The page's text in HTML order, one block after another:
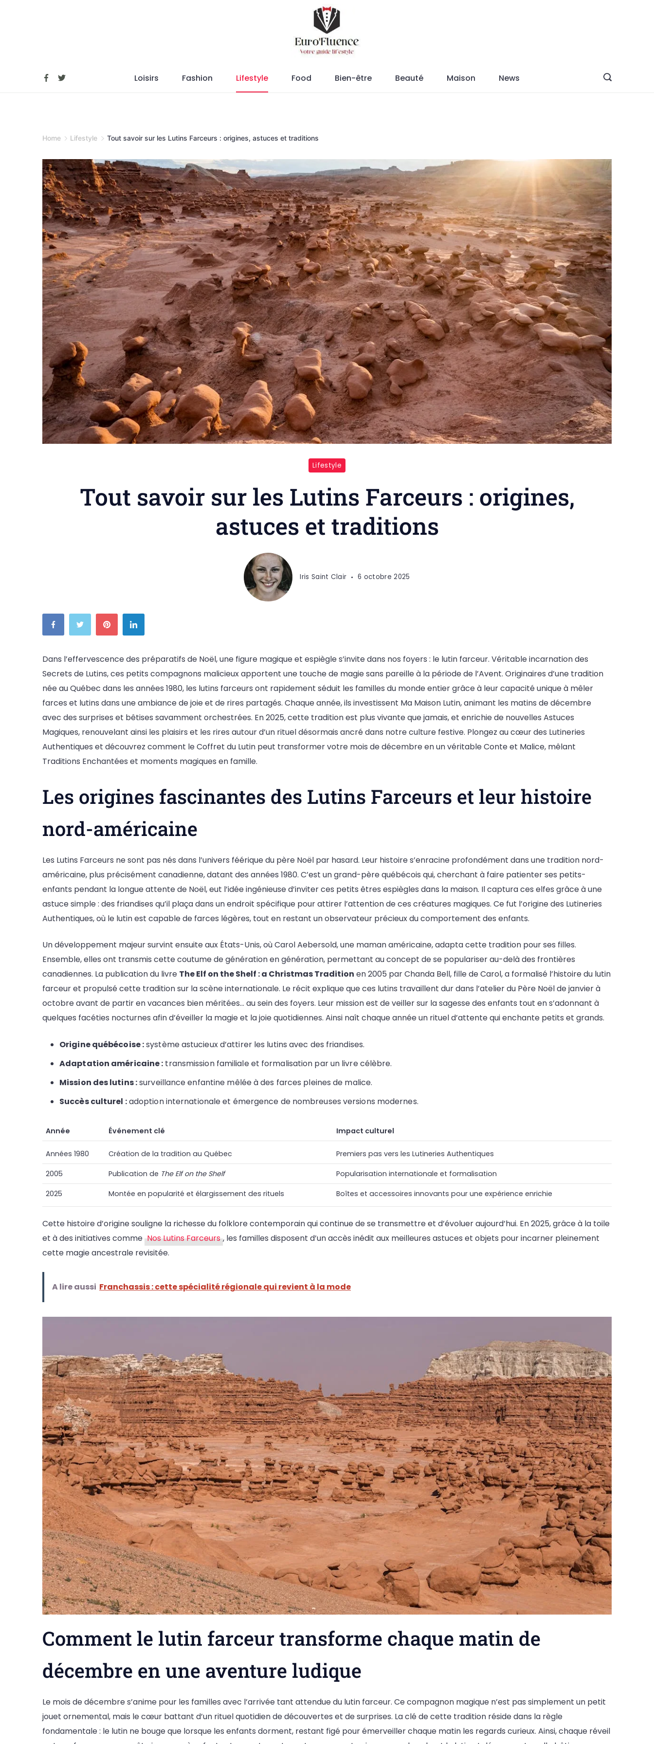
Magazine.
Loisirs Fashion Lifestyle Food Bien-être Beauté Maison News
Home Lifestyle Tout savoir sur les Lutins Farceurs : origines, astuces et traditions
Lifestyle
Tout savoir sur les Lutins Farceurs : origines,
astuces et traditions
Iris Saint Clair 6 octobre 2025
Dans l’effervescence des préparatifs de Noël, une figure magique et espiègle s’invite dans nos foyers : le lutin farceur. Véritable incarnation des
Secrets de Lutins, ces petits compagnons malicieux apportent une touche de magie sans pareille à la période de l’Avent. Originaires d’une tradition
née au Québec dans les années 1980, les lutins farceurs ont rapidement séduit les familles du monde entier grâce à leur capacité unique à mêler
farces et lutins dans une ambiance de joie et de rires partagés. Chaque année, ils investissent Ma Maison Lutin, animant les matins de décembre
avec des surprises et bêtises savamment orchestrées. En 2025, cette tradition est plus vivante que jamais, et enrichie de nouvelles Astuces
Magiques, renouvelant ainsi les plaisirs et les rires autour d’un rituel désormais ancré dans notre culture festive. Plongez au cœur des Lutineries
Authentiques et découvrez comment le Coffret du Lutin peut transformer votre mois de décembre en un véritable Conte et Malice, mêlant
Traditions Enchantées et moments magiques en famille.
Les origines fascinantes des Lutins Farceurs et leur histoire
nord-américaine
Les Lutins Farceurs ne sont pas nés dans l’univers féérique du père Noël par hasard. Leur histoire s’enracine profondément dans une tradition nord-
américaine, plus précisément canadienne, datant des années 1980. C’est un grand-père québécois qui, cherchant à faire patienter ses petits-
enfants pendant la longue attente de Noël, eut l’idée ingénieuse d’inviter ces petits êtres espiègles dans la maison. Il captura ces elfes grâce à une
astuce simple : des friandises qu’il plaça dans un endroit spécifique pour attirer l’attention de ces créatures magiques. Ce fut l’origine des Lutineries
Authentiques, où le lutin est capable de farces légères, tout en restant un observateur précieux du comportement des enfants.
Un développement majeur survint ensuite aux États-Unis, où Carol Aebersold, une maman américaine, adapta cette tradition pour ses filles.
Ensemble, elles ont transmis cette coutume de génération en génération, permettant au concept de se populariser au-delà des frontières
canadiennes. La publication du livre The Elf on the Shelf : a Christmas Tradition en 2005 par Chanda Bell, fille de Carol, a formalisé l’histoire du lutin
farceur et propulsé cette tradition sur la scène internationale. Le récit explique que ces lutins travaillent dur dans l’atelier du Père Noël de janvier à
octobre avant de partir en vacances bien méritées… au sein des foyers. Leur mission est de veiller sur la sagesse des enfants tout en s’adonnant à
quelques facéties nocturnes afin d’éveiller la magie et la joie quotidiennes. Ainsi naît chaque année un rituel d’attente qui enchante petits et grands.
Origine québécoise :système astucieux d’attirer les lutins avec des friandises.
Adaptation américaine : transmission familiale et formalisation par un livre célèbre.
Mission des lutins :surveillance enfantine mêlée à des farces pleines de malice.
Succès culturel :adoption internationale et émergence de nombreuses versions modernes.
Année Événement clé Impact culturel
Années 1980 Création de la tradition au Québec Premiers pas vers les Lutineries Authentiques
2005 Publication de The Elf on the Shelf Popularisation internationale et formalisation
2025 Montée en popularité et élargissement des rituels Boîtes et accessoires innovants pour une expérience enrichie
Cette histoire d’origine souligne la richesse du folklore contemporain qui continue de se transmettre et d’évoluer aujourd’hui. En 2025, grâce à la toile
et à des initiatives comme Nos Lutins Farceurs , les familles disposent d’un accès inédit aux meilleures astuces et objets pour incarner pleinement
cette magie ancestrale revisitée.
A lire aussi Franchassis : cette spécialité régionale qui revient à la mode
Comment le lutin farceur transforme chaque matin de
décembre en une aventure ludique
Le mois de décembre s’anime pour les familles avec l’arrivée tant attendue du lutin farceur. Ce compagnon magique n’est pas simplement un petit
jouet ornemental, mais le cœur battant d’un rituel quotidien de découvertes et de surprises. La clé de cette tradition réside dans la règle
fondamentale : le lutin ne bouge que lorsque les enfants dorment, restant figé pour émerveiller chaque matin les regards curieux. Ainsi, chaque réveil